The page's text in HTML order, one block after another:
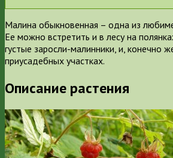
Малина обыкновенная – одна из
Ее можно встретить и в лесу на
густые заросли-малинники, и, конечно
приусадебных участках.
Описание растения